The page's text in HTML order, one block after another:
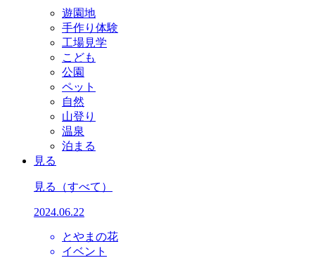
遊園地
手作り体験
工場見学
こども
公園
ペット
自然
山登り
温泉
泊まる
見る
見る （すべて）
2024.06.22
とやまの花
イベント